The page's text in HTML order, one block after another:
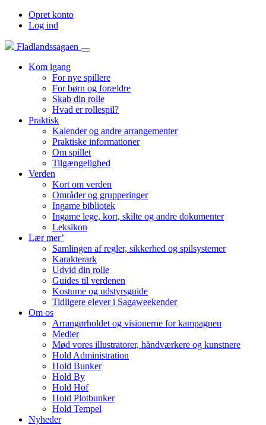
Opret konto
Log ind
Fladlandssagaen
Kom igang
For nye spillere
For børn og forældre
Skab din rolle
Hvad er rollespil?
Praktisk
Kalender og andre arrangementer
Praktiske informationer
Om spillet
Tilgængelighed
Verden
Kort om verden
Områder og grupperinger
Ingame bibliotek
Ingame lege, kort, skilte og andre dokumenter
Leksikon
Lær mer’
Samlingen af regler, sikkerhed og spilsystemer
Karakterark
Udvid din rolle
Guides til verdenen
Kostume og udstyrsguide
Tidligere elever i Sagaweekender
Om os
Arrangørholdet og visionerne for kampagnen
Medier
Mød vores illustratorer, håndværkere og kunstnere
Hold Administration
Hold Bunker
Hold By
Hold Hof
Hold Plotbunker
Hold Tempel
Nyheder